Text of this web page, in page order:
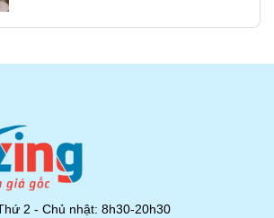
2 - Chủ nhật: 8h30-20h30